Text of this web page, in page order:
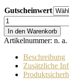
Gutscheinwert
WERTGUTSCHEIN
Menge
In den Warenkorb
Artikelnummer: n. a.
Beschreibung
Zusätzliche